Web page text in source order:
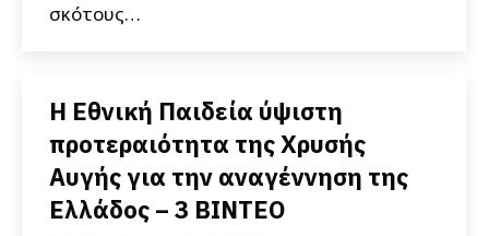
σκότους…
Η Εθνική Παιδεία ύψιστη
προτεραιότητα της Χρυσής
Αυγής για την αναγέννηση της
Ελλάδος – 3 ΒΙΝΤΕΟ